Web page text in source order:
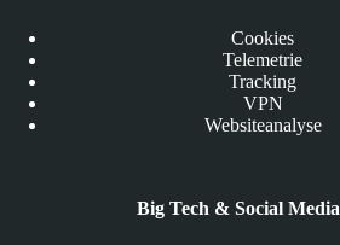
Cookies
Telemetrie
Tracking
VPN
Websiteanalyse
Big Tech & Social Media